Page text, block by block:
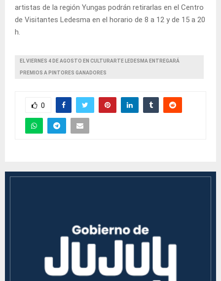
artistas de la región Yungas podrán retirarlas en el Centro
de Visitantes Ledesma en el horario de 8 a 12 y de 15 a 20
h.
EL VIERNES 4 DE AGOSTO EN CULTURARTE LEDESMA ENTREGARÁ
PREMIOS A PINTORES GANADORES
0